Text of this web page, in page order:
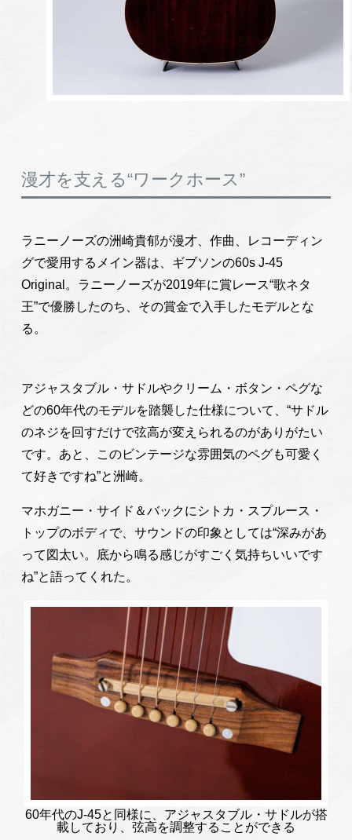
漫才を支える“ワークホース”
ラニーノーズの洲崎貴郁が漫才、作曲、レコーディン
グで愛用するメイン器は、ギブソンの60s J-45
Original。ラニーノーズが2019年に賞レース“歌ネタ
王”で優勝したのち、その賞金で入手したモデルとな
る。
アジャスタブル・サドルやクリーム・ボタン・ペグな
どの60年代のモデルを踏襲した仕様について、“サドル
のネジを回すだけで弦高が変えられるのがありがたい
です。あと、このビンテージな雰囲気のペグも可愛く
て好きですね”と洲崎。
マホガニー・サイド＆バックにシトカ・スプルース・
トップのボディで、サウンドの印象としては“深みがあ
って図太い。底から鳴る感じがすごく気持ちいいです
ね”と語ってくれた。
60年代のJ-45と同様に、アジャスタブル・サドルが搭
載しており、弦高を調整することができる